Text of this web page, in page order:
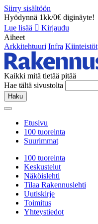
Siirry sisältöön
Hyödynnä 1kk/0€ diginäyte!
Lue lisää
Kirjaudu
Aiheet
Arkkitehtuuri Infra Kiinteistöt
Kaikki mitä tietää pitää
Hae tältä sivustolta
Haku
Etusivu
100 tuoreinta
Suurimmat
100 tuoreinta
Keskustelut
Näköislehti
Tilaa Rakennuslehti
Uutiskirje
Toimitus
Yhteystiedot